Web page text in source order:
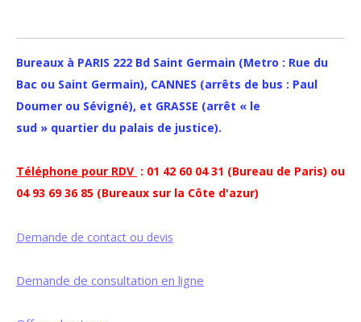
Bureaux à PARIS 222 Bd Saint Germain (Metro : Rue du
Bac ou Saint Germain), CANNES (arrêts de bus : Paul
Doumer ou Sévigné), et GRASSE (arrêt « le
sud » quartier du palais de justice).
Téléphone pour RDV : 01 42 60 04 31 (Bureau de Paris) ou
04 93 69 36 85 (Bureaux sur la Côte d'azur)
Demande de contact ou devis
Demande de consultation en ligne